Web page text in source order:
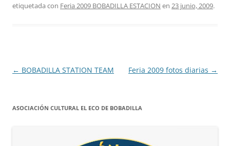
etiquetada con Feria 2009 BOBADILLA ESTACION en 23 junio, 2009.
Navegación
← BOBADILLA STATION TEAM Feria 2009 fotos diarias →
ASOCIACIÓN CULTURAL EL ECO DE BOBADILLA